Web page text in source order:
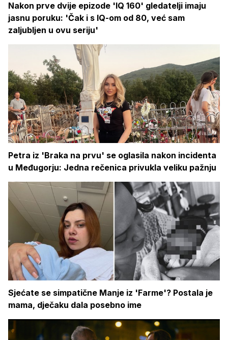
Nakon prve dvije epizode 'IQ 160' gledatelji imaju
jasnu poruku: 'Čak i s IQ-om od 80, već sam
zaljubljen u ovu seriju'
Petra iz 'Braka na prvu' se oglasila nakon incidenta
u Međugorju: Jedna rečenica privukla veliku pažnju
Sjećate se simpatične Manje iz 'Farme'? Postala je
mama, dječaku dala posebno ime